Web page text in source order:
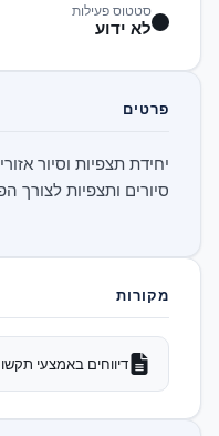
סטטוס פעילות
לא ידוע
פרטים
יחידת תצפיות וסיור
סיורים ותצפיות לצורך
מקורות
דיווחים באמצעי